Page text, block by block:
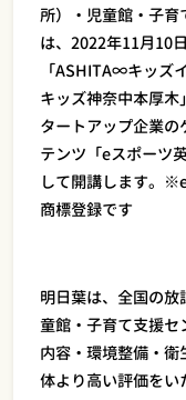
所）・児童館・子
は、2022年11月10
「ASHITA∞キッズ
キッズ神奈中本厚
タートアップ企業
テンツ「eスポーツ
して開講します。
商標登録です
明日葉は、全国の
童館・子育て支援
内容・環境整備・
体より高い評価をい